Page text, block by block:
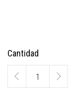
Cantidad